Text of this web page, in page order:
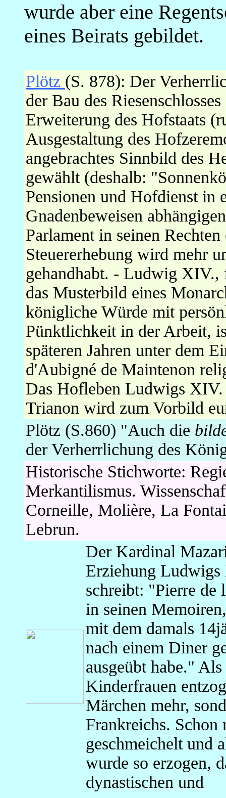
wurde aber eine
eines Beirats gebildet.
Plötz (S. 878): Der
der Bau des
Erweiterung des Hofstaats
Ausgestaltung des
angebrachtes Sinnbild des
gewählt (deshalb:
Pensionen und Hofdienst in
Gnadenbeweisen
Parlament in seinen
Steuererhebung wird mehr
gehandhabt. - Ludwig XIV.,
das Musterbild eines
königliche Würde mit
Pünktlichkeit in der Arbeit,
späteren Jahren unter dem
d'Aubigné de Maintenon
Das Hofleben Ludwigs
Trianon wird zum Vorbild
Plötz (S.860) "Auch die
der Verherrlichung des
Historische Stichworte:
Merkantilismus.
Corneille, Molière, La
Lebrun.
Der Kardinal
Erziehung
schreibt: "Pierre de
in seinen
mit dem damals
nach einem Diner
ausgeübt habe."
Kinderfrauen
Märchen mehr,
Frankreichs. Schon
geschmeichelt und
wurde so erzogen,
dynastischen und